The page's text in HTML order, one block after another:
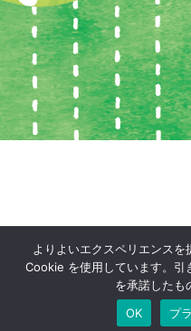
よりよいエクスペリエンス
Cookie を使用しています。引
を承諾したも
OK
プ